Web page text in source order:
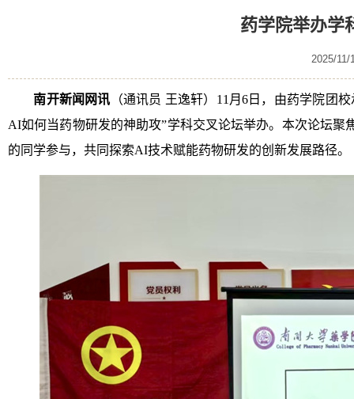
药学院举办学
2025/11/
南开新闻网讯 （通讯员 王逸轩）11月6日，由药学院团
AI如何当药物研发的神助攻”学科交叉论坛举办。本次论坛
的同学参与，共同探索AI技术赋能药物研发的创新发展路径。